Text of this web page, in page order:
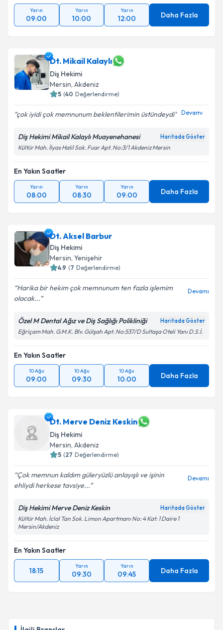
Yarın
09:00
Yarın
10:00
Yarın
12:00 Daha Fazla
Dt. Mikail Kalaylı
Diş Hekimi
Mersin, Akdeniz
5 (40 Değerlendirme)
çok iyidi çok memnunum beklentilerimin üstündeydi Devamı
Diş Hekimi Mikail Kalaylı Muayenehanesi Haritada Göster
Kültür Mah. İlyas Halil Sok. Fuar Apt. No:3/1 Akdeniz Mersin
En Yakın Saatler
Yarın
08:00
Yarın
08:30
Yarın
09:00 Daha Fazla
Dt. Aksel Barbur
Diş Hekimi
Mersin, Yenişehir
4.9 (7 Değerlendirme)
Harika bir hekim çok memnunum ten fazla işlemim
olacak...
Devamı
Özel M Dental Ağız ve Diş Sağlığı Polikliniği Haritada Göster
Eğriçam Mah. G.M.K. Blv. Gülşah Apt. No:537/D Sultaşa Oteli Yanı D.S.İ.
En Yakın Saatler
10 Ağu
09:00
10 Ağu
09:30
10 Ağu
10:00 Daha Fazla
Dt. Merve Deniz Keskin
Diş Hekimi
Mersin, Akdeniz
5 (27 Değerlendirme)
Çok memnun kaldım güleryüzlü anlayışlı ve işinin
ehliydi herkese tavsiye...
Devamı
Diş Hekimi Merve Deniz Keskin Haritada Göster
Kültür Mah. İclal Tan Sok. Limon Apartmanı No: 4 Kat: 1 Daire 1
Mersin/Akdeniz
En Yakın Saatler
18:15
Yarın
09:30
Yarın
09:45 Daha Fazla